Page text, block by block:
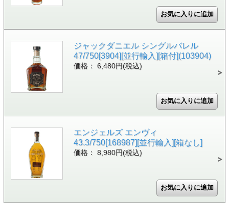
ジャックダニエル シングルバレル
47/750[3904][並行輸入][箱付](103904)
価格： 6,480円(税込)
エンジェルズ エンヴィ
43.3/750[168987][並行輸入][箱なし]
価格： 8,980円(税込)